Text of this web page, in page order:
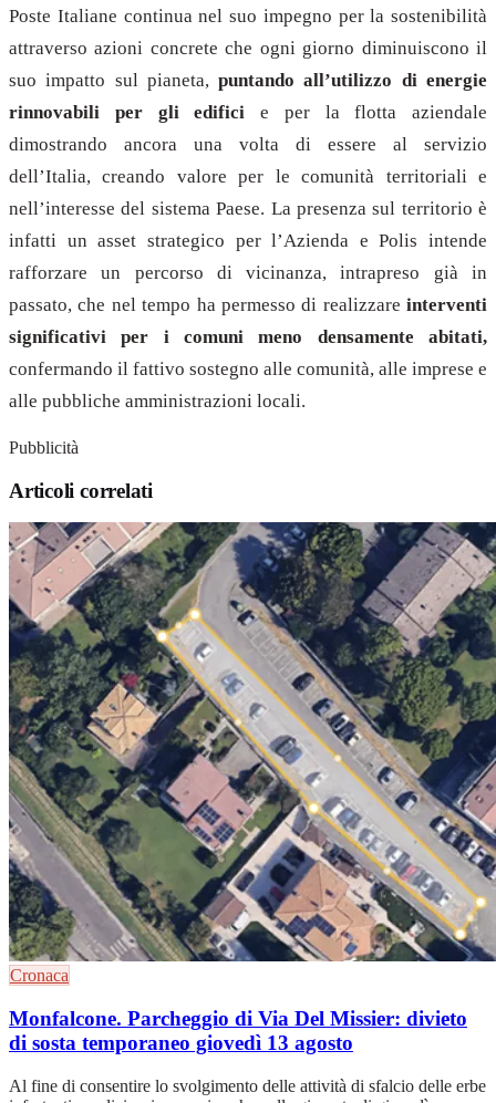
Poste Italiane continua nel suo impegno per la sostenibilità
attraverso azioni concrete che ogni giorno diminuiscono il
suo impatto sul pianeta,puntando all’utilizzo di energie
rinnovabili per gli edifici e per la flotta aziendale
dimostrando ancora una volta di essere al servizio
dell’Italia, creando valore per le comunità territoriali e
nell’interesse del sistema Paese. La presenza sul territorio è
infatti un asset strategico per l’Azienda e Polis intende
rafforzare un percorso di vicinanza, intrapreso già in
passato, che nel tempo ha permesso di realizzare interventi
significativi per i comuni meno densamente abitati,
confermando il fattivo sostegno alle comunità, alle imprese e
alle pubbliche amministrazioni locali.
Pubblicità
Articoli correlati
Cronaca
Monfalcone. Parcheggio di Via Del Missier: divieto
di sosta temporaneo giovedì 13 agosto
Al fine di consentire lo svolgimento delle attività di sfalcio delle erbe